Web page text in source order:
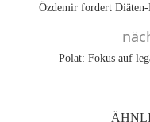
Özdemir fordert Diäten-
Polat: Fokus auf